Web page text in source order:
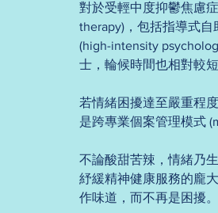
對於受輕中度抑鬱焦慮
therapy)，包括指導式
(high-intensity
士，輪候時間也相對較
若情緒困擾達至嚴重程
是跨專業個案管理模式
不論酸甜苦辣，情緒乃
紓緩精神健康服務的龐
作味道，而不再是困擾。